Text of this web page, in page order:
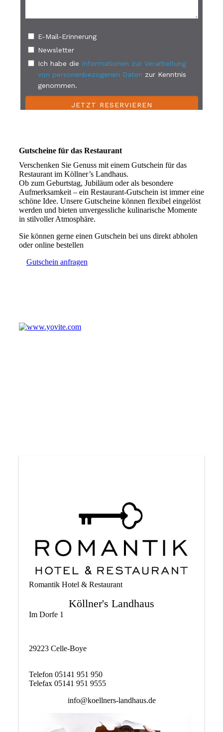
Gutscheine für das Restaurant
Verschenken Sie Genuss mit einem Gutschein für das
Restaurant im Köllner’s Landhaus.
Ob zum Geburtstag, Jubiläum oder als besondere
Aufmerksamkeit – ein Restaurant-Gutschein ist immer eine
schöne Idee. Unsere Gutscheine können flexibel eingelöst
werden und bieten unvergessliche kulinarische Momente
in stilvoller Atmosphäre.
Sie können gerne einen Gutschein bei uns direkt abholen
oder online bestellen
Gutschein anfragen
Romantik Hotel & Restaurant
Köllner's Landhaus
Im Dorfe 1
29223 Celle-Boye
Telefon 05141 951 950
Telefax 05141 951 9555
info@koellners-landhaus.de